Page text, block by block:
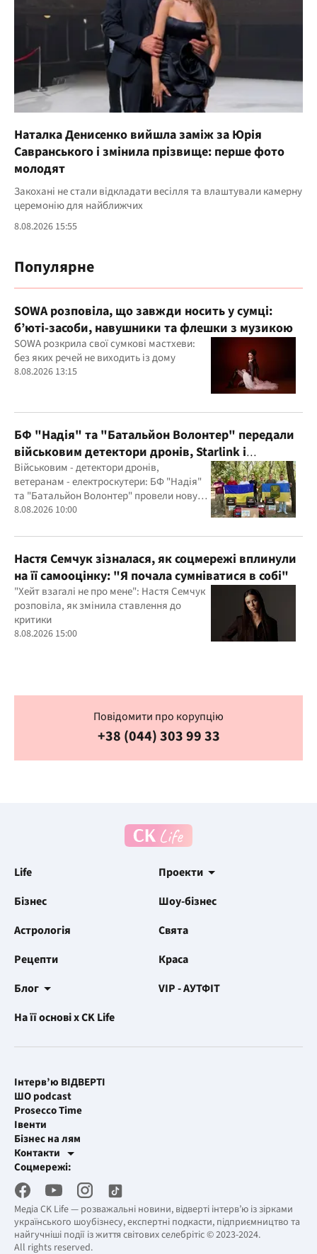
Наталка Денисенко вийшла заміж за Юрія
Савранського і змінила прізвище: перше фото
молодят
Закохані не стали відкладати весілля та влаштували камерну
церемонію для найближчих
8.08.2026 15:55
Популярне
SOWA розповіла, що завжди носить у сумці:
б’юті-засоби, навушники та флешки з музикою
SOWA розкрила свої сумкові мастхеви:
без яких речей не виходить із дому
8.08.2026 13:15
БФ "Надія" та "Батальйон Волонтер" передали
військовим детектори дронів, Starlink і
генератори
Військовим - детектори дронів,
ветеранам - електроскутери: БФ "Надія"
та "Батальйон Волонтер" провели нову
місію
8.08.2026 10:00
Настя Семчук зізналася, як соцмережі вплинули
на її самооцінку: "Я почала сумніватися в собі"
"Хейт взагалі не про мене": Настя Семчук
розповіла, як змінила ставлення до
критики
8.08.2026 15:00
Повідомити про корупцію
+38 (044) 303 99 33
Life
Проекти
Бізнес
Шоу-бізнес
Астрологія
Свята
Рецепти
Краса
Блог
VIP - АУТФІТ
На її основі x CK Life
Медіа CK Life — розважальні новини, відверті інтерв’ю із зірками
українського шоубізнесу, експертні подкасти, підприємництво та
найгучніші події із життя світових селебрітіс © 2023-2024.
All rights reserved.
Інтерв’ю ВІДВЕРТІ
ШО podcast
Prosecco Time
Івенти
Бізнес на лям
Контакти
Рекламні інтеграції
Робоча пошта
Соцмережі: